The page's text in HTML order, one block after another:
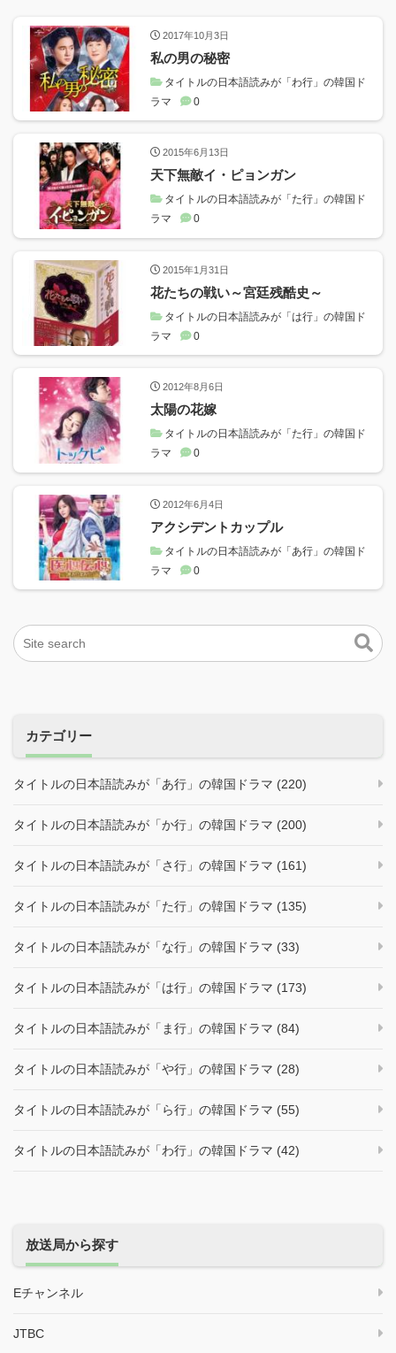
2017年10月3日
私の男の秘密
タイトルの日本語読みが「わ行」の韓国ド
ラマ
0
2015年6月13日
天下無敵イ・ピョンガン
タイトルの日本語読みが「た行」の韓国ド
ラマ
0
2015年1月31日
花たちの戦い～宮廷残酷史～
タイトルの日本語読みが「は行」の韓国ド
ラマ
0
2012年8月6日
太陽の花嫁
タイトルの日本語読みが「た行」の韓国ド
ラマ
0
2012年6月4日
アクシデントカップル
タイトルの日本語読みが「あ行」の韓国ド
ラマ
0
カテゴリー
タイトルの日本語読みが「あ行」の韓国ドラマ (220)
タイトルの日本語読みが「か行」の韓国ドラマ (200)
タイトルの日本語読みが「さ行」の韓国ドラマ (161)
タイトルの日本語読みが「た行」の韓国ドラマ (135)
タイトルの日本語読みが「な行」の韓国ドラマ (33)
タイトルの日本語読みが「は行」の韓国ドラマ (173)
タイトルの日本語読みが「ま行」の韓国ドラマ (84)
タイトルの日本語読みが「や行」の韓国ドラマ (28)
タイトルの日本語読みが「ら行」の韓国ドラマ (55)
タイトルの日本語読みが「わ行」の韓国ドラマ (42)
放送局から探す
Eチャンネル
JTBC